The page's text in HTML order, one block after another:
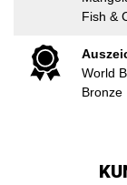
Fish &
World
Bronze